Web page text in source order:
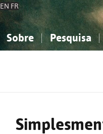
EN FR
Sobre Pesquisa